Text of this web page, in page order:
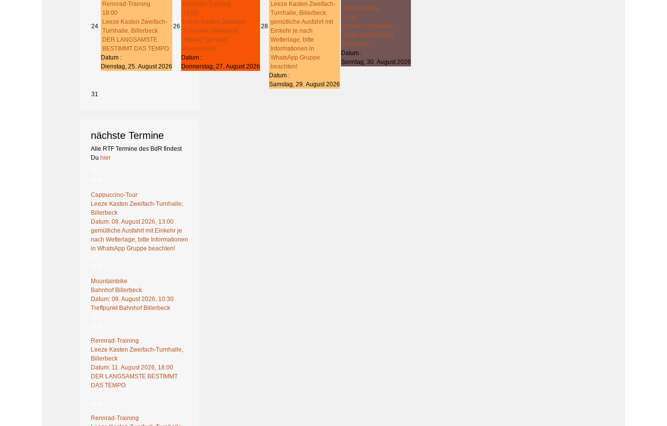
24
Rennrad-Training
18:00
Leeze Kasten Zweifach-
Turnhalle, Billerbeck
DER LANGSAMSTE
BESTIMMT DAS TEMPO
Datum :
Dienstag, 25. August 2026
26
Rennrad-Training
18:00
Leeze Kasten Zweifach-
Turnhalle, Billerbeck
Attacke! (je nach
Anwesende)
Datum :
Donnerstag, 27. August 2026
28
Leeze Kasten Zweifach-
Turnhalle, Billerbeck
gemütliche Ausfahrt mit
Einkehr je nach
Wetterlage, bitte
Informationen in
WhatsApp Gruppe
beachten!
Datum :
Samstag, 29. August 2026
Mountainbike
10:30
Bahnhof Billerbeck
Treffpunkt Bahnhof
Billerbeck
Datum :
Sonntag, 30. August 2026
31
nächste Termine
Alle RTF Termine des BdR findest
Du hier
Cappuccino-Tour
Leeze Kasten Zweifach-Turnhalle,
Billerbeck
Datum:08. August 2026, 13:00
gemütliche Ausfahrt mit Einkehr je
nach Wetterlage, bitte Informationen
in WhatsApp Gruppe beachten!
Mountainbike
Bahnhof Billerbeck
Datum:09. August 2026, 10:30
Treffpunkt Bahnhof Billerbeck
Rennrad-Training
Leeze Kasten Zweifach-Turnhalle,
Billerbeck
Datum:11. August 2026, 18:00
DER LANGSAMSTE BESTIMMT
DAS TEMPO
Rennrad-Training